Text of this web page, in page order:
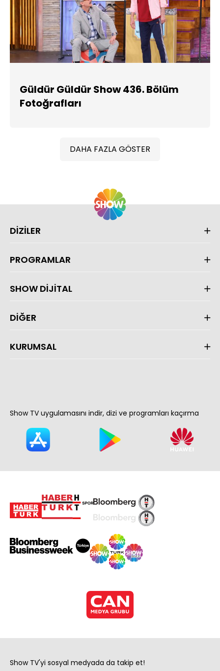
Güldür Güldür Show 436. Bölüm
Fotoğrafları
DAHA FAZLA GÖSTER
DİZİLER
PROGRAMLAR
SHOW DİJİTAL
DİĞER
KURUMSAL
Show TV uygulamasını indir, dizi ve programları kaçırma
Show TV'yi sosyal medyada da takip et!